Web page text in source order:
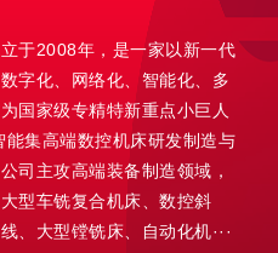
于2008年，是一家以新一代
字化、网络化、智能化、多
国家级专精特新重点小巨人
集高端数控机床研发制造与
司主攻高端装备制造领域，
型车铣复合机床、数控斜
、大型镗铣床、自动化机···